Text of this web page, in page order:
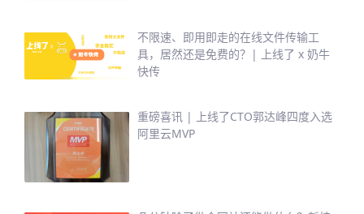
不限速、即用即走的在线文件传输工
具，居然还是免费的？| 上线了 x 奶牛
快传
重磅喜讯 | 上线了CTO郭达峰四度入选
阿里云MVP